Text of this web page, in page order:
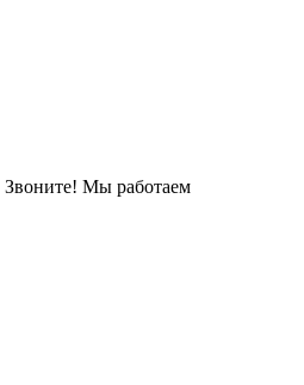
Звоните! Мы работаем